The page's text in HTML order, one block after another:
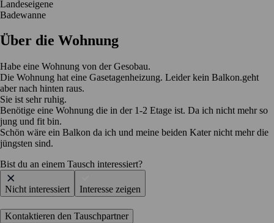
Landeseigene
Badewanne
Über die Wohnung
Habe eine Wohnung von der Gesobau.
Die Wohnung hat eine Gasetagenheizung. Leider kein Balkon.geht
aber nach hinten raus.
Sie ist sehr ruhig.
Benötige eine Wohnung die in der 1-2 Etage ist. Da ich nicht mehr so
jung und fit bin.
Schön wäre ein Balkon da ich und meine beiden Kater nicht mehr die
jüngsten sind.
Bist du an einem Tausch interessiert?
Nicht interessiert Interesse zeigen
Kontaktieren den Tauschpartner